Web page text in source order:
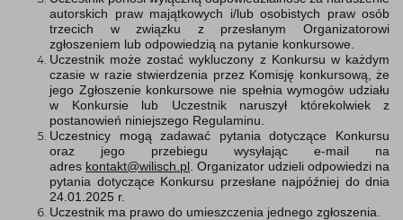
autorskich praw majątkowych i/lub osobistych praw osób
trzecich w związku z przesłanym Organizatorowi
zgłoszeniem lub odpowiedzią na pytanie konkursowe.
Uczestnik może zostać wykluczony z Konkursu w każdym
czasie w razie stwierdzenia przez Komisję konkursową, że
jego Zgłoszenie konkursowe nie spełnia wymogów udziału
w Konkursie lub Uczestnik naruszył którekolwiek z
postanowień niniejszego Regulaminu.
Uczestnicy mogą zadawać pytania dotyczące Konkursu
oraz jego przebiegu wysyłając e-mail na
adres kontakt@wilisch.pl . Organizator udzieli odpowiedzi na
pytania dotyczące Konkursu przesłane najpóźniej do dnia
24.01.2025 r.
Uczestnik ma prawo do umieszczenia jednego zgłoszenia.